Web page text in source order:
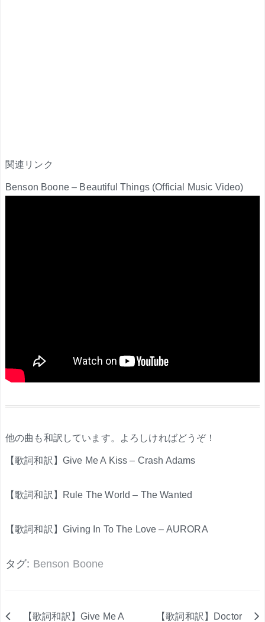
関連リンク
Benson Boone – Beautiful Things (Official Music Video)
他の曲も和訳しています。よろしければどうぞ！
【歌詞和訳】Give Me A Kiss – Crash Adams
【歌詞和訳】Rule The World – The Wanted
【歌詞和訳】Giving In To The Love – AURORA
タグ: Benson Boone
【歌詞和訳】Give Me A
【歌詞和訳】Doctor